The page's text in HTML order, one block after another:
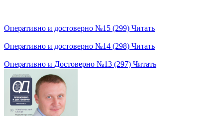
Оперативно и достоверно №15 (299) Читать
Оперативно и достоверно №14 (298) Читать
Оперативно и Достоверно №13 (297) Читать